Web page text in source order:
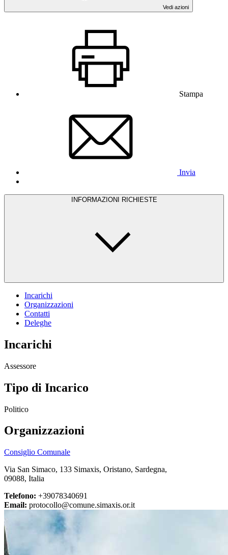
Vedi azioni
Stampa
Invia
INFORMAZIONI RICHIESTE
Incarichi
Organizzazioni
Contatti
Deleghe
Incarichi
Assessore
Tipo di Incarico
Politico
Organizzazioni
Consiglio Comunale
Via San Simaco, 133 Simaxis, Oristano, Sardegna,
09088, Italia
Telefono: +39078340691
Email: protocollo@comune.simaxis.or.it